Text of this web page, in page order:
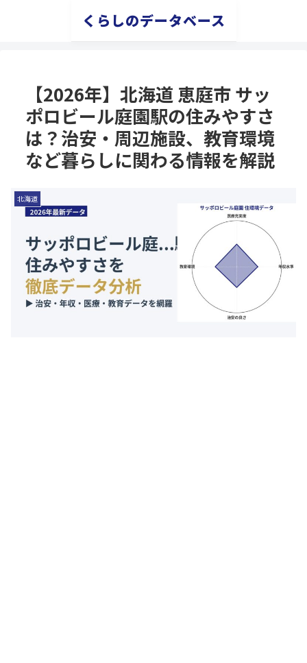
くらしのデータベース
【2026年】北海道 恵庭市 サッ
ポロビール庭園駅の住みやすさ
は？治安・周辺施設、教育環境
など暮らしに関わる情報を解説
北海道